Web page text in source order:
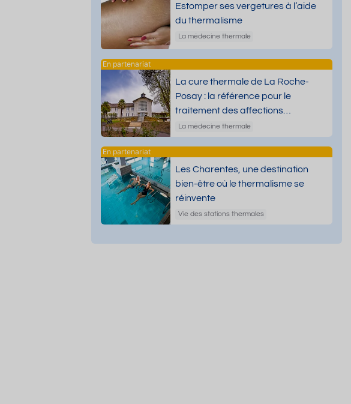
Estomper ses vergetures à l’aide
du thermalisme
La médecine thermale
La cure thermale de La Roche-
Posay : la référence pour le
traitement des affections
dermatologiques
La médecine thermale
Les Charentes, une destination
bien-être où le thermalisme se
réinvente
Vie des stations thermales